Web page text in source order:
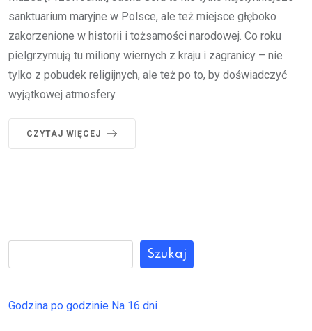
sanktuarium maryjne w Polsce, ale też miejsce głęboko
zakorzenione w historii i tożsamości narodowej. Co roku
pielgrzymują tu miliony wiernych z kraju i zagranicy – nie
tylko z pobudek religijnych, ale też po to, by doświadczyć
wyjątkowej atmosfery
CZYTAJ WIĘCEJ
Szukaj
Godzina po godzinie Na 16 dni